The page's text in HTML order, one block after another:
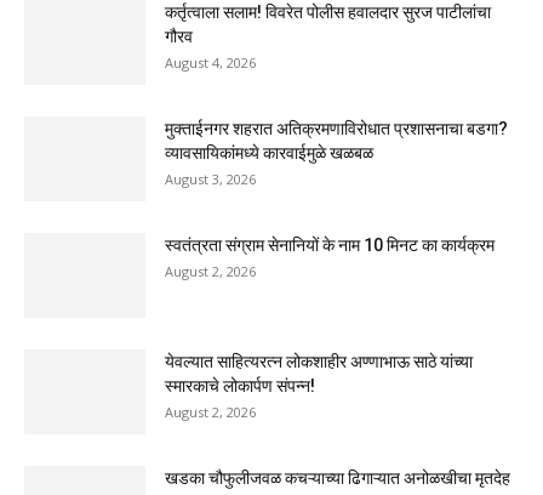
कर्तृत्वाला सलाम! विवरेत पोलीस हवालदार सुरज पाटीलांचा
गौरव
August 4, 2026
मुक्ताईनगर शहरात अतिक्रमणाविरोधात प्रशासनाचा बडगा?
व्यावसायिकांमध्ये कारवाईमुळे खळबळ
August 3, 2026
स्वतंत्रता संग्राम सेनानियों के नाम 10 मिनट का कार्यक्रम
August 2, 2026
येवल्यात साहित्यरत्न लोकशाहीर अण्णाभाऊ साठे यांच्या
स्मारकाचे लोकार्पण संपन्न!
August 2, 2026
खडका चौफुलीजवळ कचऱ्याच्या ढिगाऱ्यात अनोळखीचा मृतदेह